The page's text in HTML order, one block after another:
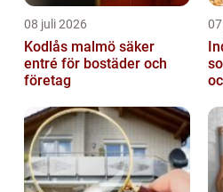
08 juli 2026
Kodlås malmö säker
entré för bostäder och
företag